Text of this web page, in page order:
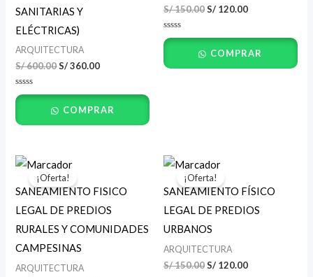
SANITARIAS Y
ELÉCTRICAS)
ARQUITECTURA
S/600.00S/360.00
Valorado
con
de
5
COMPRAR
S/150.00S/ 120.00
Valorado
con
de
5
COMPRAR
¡Oferta!
SANEAMIENTO FISICO
LEGAL DE PREDIOS
RURALES Y COMUNIDADES
CAMPESINAS
ARQUITECTURA
El
precio
original
era:
S/ 150.00.
es:
S/ 120.00.
¡Oferta!
SANEAMIENTO FÍSICO
LEGAL DE PREDIOS
URBANOS
ARQUITECTURA
S/150.00
El
precio
original
era:
S/ 150.00.
S/ 120.00
actual
es:
S/ 120.00.